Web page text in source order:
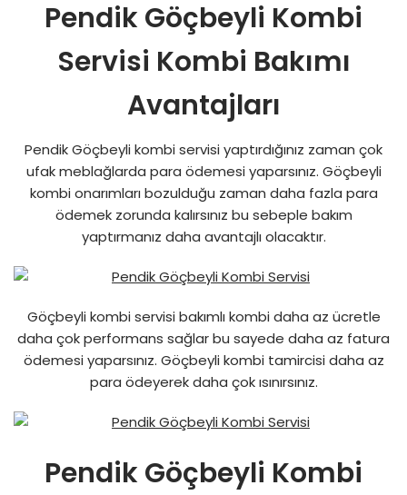
Pendik Göçbeyli Kombi
Servisi Kombi Bakımı
Avantajları
Pendik Göçbeyli kombi servisi yaptırdığınız zaman çok
ufak meblağlarda para ödemesi yaparsınız. Göçbeyli
kombi onarımları bozulduğu zaman daha fazla para
ödemek zorunda kalırsınız bu sebeple bakım
yaptırmanız daha avantajlı olacaktır.
Göçbeyli kombi servisi bakımlı kombi daha az ücretle
daha çok performans sağlar bu sayede daha az fatura
ödemesi yaparsınız. Göçbeyli kombi tamircisi daha az
para ödeyerek daha çok ısınırsınız.
Pendik Göçbeyli Kombi